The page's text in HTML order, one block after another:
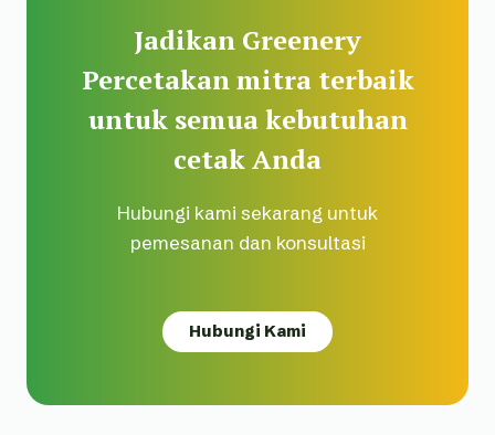
Jadikan Greenery
Percetakan mitra terbaik
untuk semua kebutuhan
cetak Anda
Hubungi kami sekarang untuk
pemesanan dan konsultasi
Hubungi Kami